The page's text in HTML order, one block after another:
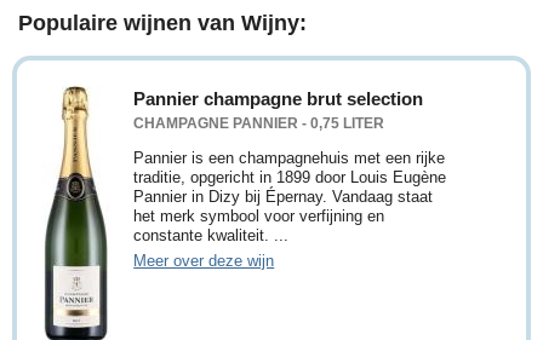
Populaire wijnen van Wijny:
Pannier champagne brut selection
CHAMPAGNE PANNIER - 0,75 LITER
Pannier is een champagnehuis met een rijke
traditie, opgericht in 1899 door Louis Eugène
Pannier in Dizy bij Épernay. Vandaag staat
het merk symbool voor verfijning en
constante kwaliteit. ...
Meer over deze wijn